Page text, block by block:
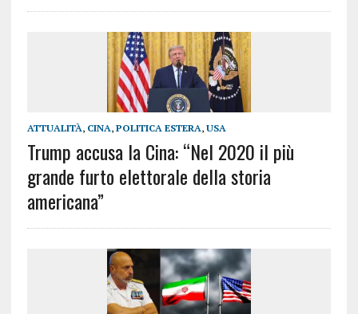
ATTUALITÀ, CINA, POLITICA ESTERA, USA
Trump accusa la Cina: “Nel 2020 il più
grande furto elettorale della storia
americana”